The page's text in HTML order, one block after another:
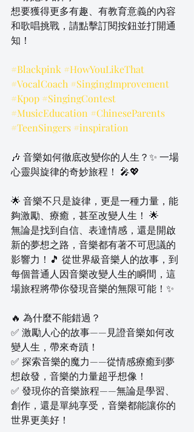
想要獲得更多有趣、有教育意義的內容
和歌唱挑戰，請點擊訂閱按鈕並打開通
知！
#Blackpink #HowYouLikeThat
#VocalCoach #SingingImprovement
#Kpop #SingingContest
#MusicEducation #ChineseParents
#TeenSingers #inspiration
🎶 音樂如何徹底改變你的人生？✨ 一場
心靈與旋律的奇妙旅程！ 🎤💖
🌟 音樂不只是旋律，更是一種力量，能
夠激勵、療癒，甚至改變人生！ 🌟
無論是找到自信、表達情感，還是開啟
新的夢想之路，音樂都有著不可思議的
影響力！🎵 從世界級音樂人的故事，到
每個普通人因音樂改變人生的瞬間，這
場旅程將帶你發現音樂的無限可能！✨
🔥 為什麼不能錯過？
✅ 激勵人心的故事——見證音樂如何改
變人生，帶來奇蹟！
✅ 探索音樂的魔力——從情感療癒到夢
想啟發，音樂的力量超乎想像！
✅ 發現你的音樂旅程——無論是學習、
創作，還是單純享受，音樂都能讓你的
世界更美好！